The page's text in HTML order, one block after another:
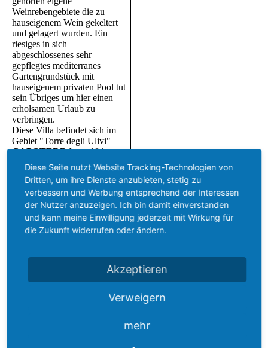
Weinrebengebiete die zu
hauseigenem Wein gekeltert
und gelagert wurden. Ein
riesiges in sich
abgeschlossenes sehr
gepflegtes mediterranes
Gartengrundstück mit
hauseigenem privaten Pool tut
sein Übriges um hier einen
erholsamen Urlaub zu
verbringen.
Diese Villa befindet sich im
Gebiet "Torre degli Ulivi"
CAPOTERRAca. 18 km
vom Flughafen
CAGLIARI
entfernt. Das Meer und der
nächste weiße Sandstrand
La Maddalena"können
schnell in nur ca. 1200 m
erreicht werden
Einkaufs- und
und Restaurants sind teils
Sportmöglichkeiten
Diese Seite nutzt Website Tracking-Technologien von
Dritten, um ihre Dienste anzubieten, stetig zu
verbessern und Werbung entsprechend der Interessen
der Nutzer anzuzeigen. Ich bin damit einverstanden
und kann meine Einwilligung jederzeit mit Wirkung für
die Zukunft widerrufen oder ändern.
Akzeptieren
Verweigern
mehr